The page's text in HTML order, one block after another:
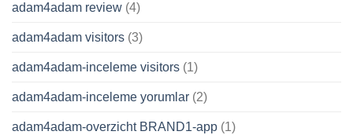
adam4adam review (4)
adam4adam visitors (3)
adam4adam-inceleme visitors (1)
adam4adam-inceleme yorumlar (2)
adam4adam-overzicht BRAND1-app (1)